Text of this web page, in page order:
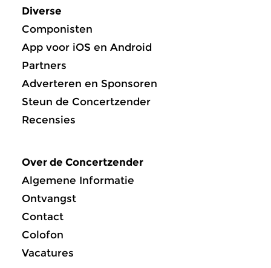
Diverse
Componisten
App voor iOS en Android
Partners
Adverteren en Sponsoren
Steun de Concertzender
Recensies
Over de Concertzender
Algemene Informatie
Ontvangst
Contact
Colofon
Vacatures